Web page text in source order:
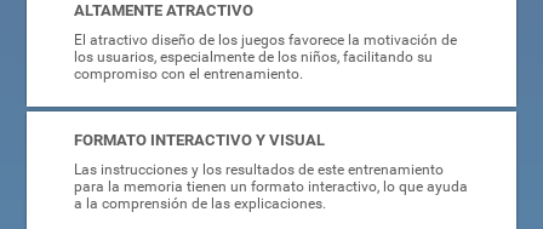
ALTAMENTE ATRACTIVO
El atractivo diseño de los juegos favorece la motivación de
los usuarios, especialmente de los niños, facilitando su
compromiso con el entrenamiento.
FORMATO INTERACTIVO Y VISUAL
Las instrucciones y los resultados de este entrenamiento
para la memoria tienen un formato interactivo, lo que ayuda
a la comprensión de las explicaciones.